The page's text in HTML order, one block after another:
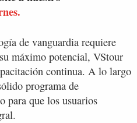
de vanguardia requiere
máximo potencial, VStour
continua. A lo largo
programa de
para que los usuarios